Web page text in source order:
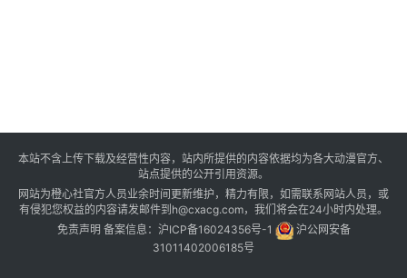
本站不含上传下载及经营性内容，站内所提供的内容依据均为各大动漫官方、
站点提供的公开引用资源。
网站为橙心社官方人员业余时间更新维护，精力有限，如需联系网站人员，或
有侵犯您权益的内容请发邮件到h@cxacg.com，我们将会在24小时内处理。
免责声明 备案信息： 沪ICP备16024356号-1
沪公网安备
31011402006185号